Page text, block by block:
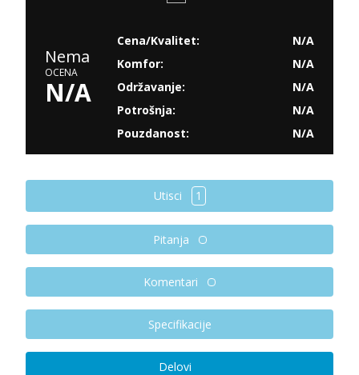
Nema
OCENA
N/A
Cena/Kvalitet:
N/A
Komfor:
N/A
Održavanje:
N/A
Potrošnja:
N/A
Pouzdanost:
N/A
Utisci 1
Pitanja
Komentari
Specifikacije
Delovi